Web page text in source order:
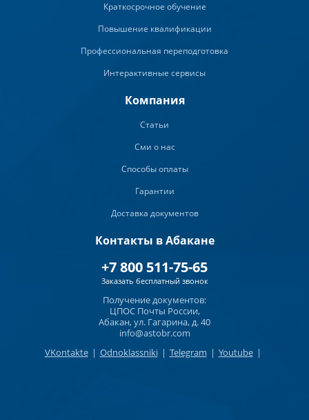
Краткосрочное обучение
Повышение квалификации
Профессиональная переподготовка
Интерактивные сервисы
Компания
Статьи
Сми о нас
Способы оплаты
Гарантии
Доставка документов
Контакты в Абакане
+7 800 511-75-65
Заказать бесплатный звонок
Получение документов:
ЦПОС Почты России,
Абакан, ул. Гагарина, д. 40
info@astobr.com
VKontakte | Odnoklassniki | Telegram | Youtube |